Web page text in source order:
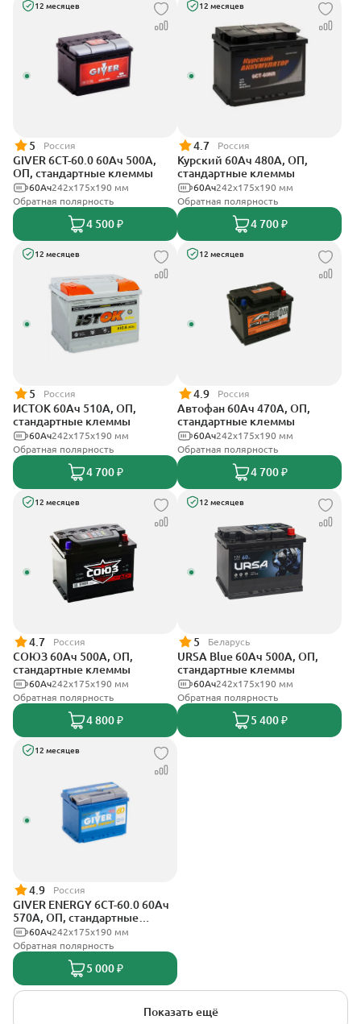
12 месяцев
5 Россия
GIVER 6СТ-60.0 60Ач 500А,
ОП, стандартные клеммы
242х175х190 мм
60Ач
Обратная полярность
4 500 ₽
12 месяцев
4.7 Россия
Курский 60Ач 480А, ОП,
стандартные клеммы
242x175x190 мм
60Ач
Обратная полярность
4 700 ₽
12 месяцев
5 Россия
ИСТОК 60Ач 510А, ОП,
стандартные клеммы
242x175x190 мм
60Ач
Обратная полярность
4 700 ₽
12 месяцев
4.9 Россия
Автофан 60Ач 470А, ОП,
стандартные клеммы
242х175х190 мм
60Ач
Обратная полярность
4 700 ₽
12 месяцев
4.7 Россия
СОЮЗ 60Ач 500А, ОП,
стандартные клеммы
242x175x190 мм
60Ач
Обратная полярность
4 800 ₽
12 месяцев
5 Беларусь
URSA Blue 60Ач 500А, ОП,
стандартные клеммы
242х175х190 мм
60Ач
Обратная полярность
5 400 ₽
12 месяцев
4.9 Россия
GIVER ENERGY 6СТ-60.0 60Ач
570А, ОП, стандартные
клеммы242х175х190 мм
60Ач
Обратная полярность
5 000 ₽
Показать ещё